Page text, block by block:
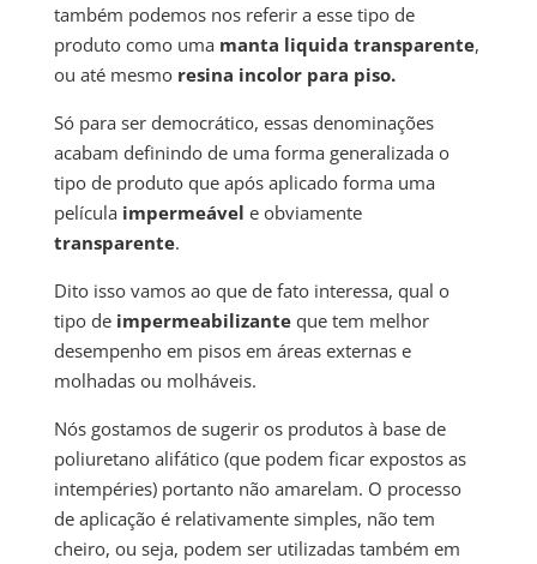
também podemos nos referir a esse tipo de
produto como uma manta liquida transparente,
ou até mesmo resina incolor para piso.
Só para ser democrático, essas denominações
acabam definindo de uma forma generalizada o
tipo de produto que após aplicado forma uma
película impermeável e obviamente
transparente.
Dito isso vamos ao que de fato interessa, qual o
tipo deimpermeabilizanteque tem melhor
desempenho em pisos em áreas externas e
molhadas ou molháveis.
Nós gostamos de sugerir os produtos à base de
poliuretano alifático (que podem ficar expostos as
intempéries) portanto não amarelam. O processo
de aplicação é relativamente simples, não tem
cheiro, ou seja, podem ser utilizadas também em